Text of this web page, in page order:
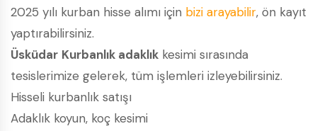
2025 yılı kurban hisse alımı için bizi arayabilir, ön kayıt
yaptırabilirsiniz.
Üsküdar Kurbanlık adaklık kesimi sırasında
tesislerimize gelerek, tüm işlemleri izleyebilirsiniz.
Hisseli kurbanlık satışı
Adaklık koyun, koç kesimi